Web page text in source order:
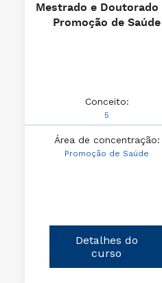
Mestrado e Doutorado
Promoção de Saúde
Conceito:
5
Área de concentração:
Promoção de Saúde
Detalhes do
curso